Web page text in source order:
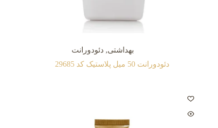
بهداشتی,دئودورانت
دئودورانت 50 میل پلاستیک کد 29685